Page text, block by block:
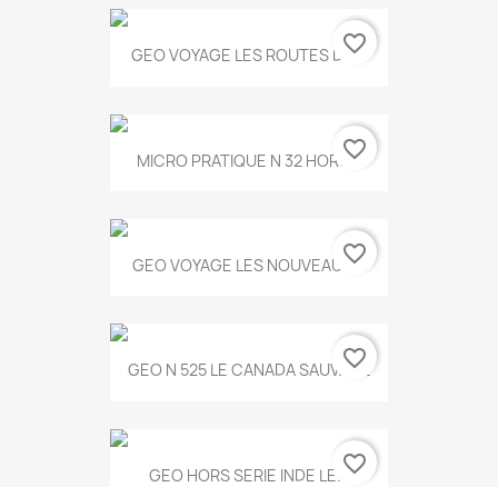
GEO VOYAGE LES ROUTES DE...
favorite_border
MICRO PRATIQUE N 32 HORS...
favorite_border
GEO VOYAGE LES NOUVEAUX...
favorite_border
GEO N 525 LE CANADA SAUVAGE
favorite_border
GEO HORS SERIE INDE LE...favorite_border